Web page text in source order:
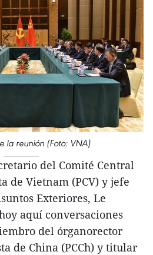
la reunión (Foto: VNA)
del Comité Central
de Vietnam (PCV) y jefe
Exteriores, Le
aquí conversaciones
del órganorector
de China (PCCh) y titular